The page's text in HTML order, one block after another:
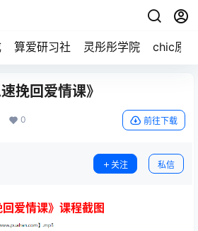
算爱研习社 灵彤彤学院 chic原醉
挽回爱情课》
0 前往下载
关注 私信
爱情课》课程截图